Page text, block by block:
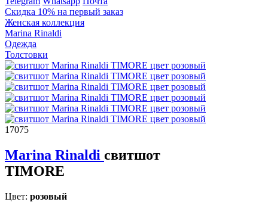
Скидка 10% на первый заказ
Женская коллекция
Marina Rinaldi
Одежда
Толстовки
17075
Marina Rinaldi свитшот
TIMORE
Цвет: розовый